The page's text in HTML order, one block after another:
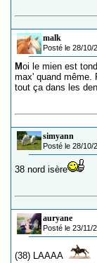
malk
Posté le 28/10/
Moi le mien est
max' quand même.
tout ça dans les
simyann
Posté le 28/10/
38 nord isère
auryane
Posté le 23/11/
(38) LAAAA